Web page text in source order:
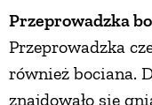
Przeprowadzka
Przeprowadzka
również bociana.
znajdowało się